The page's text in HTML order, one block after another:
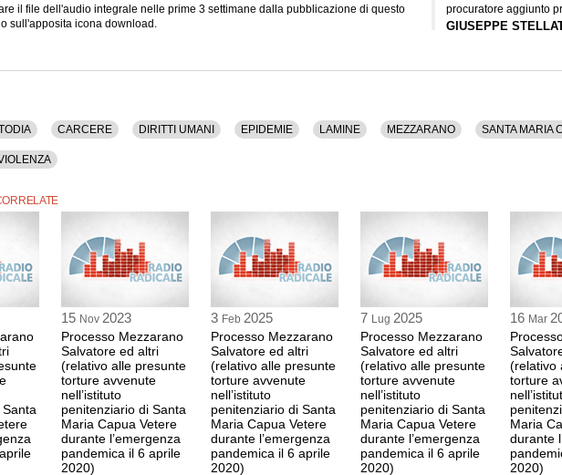
il file dell'audio integrale nelle prime 3 settimane dalla pubblicazione di questo
sull'apposita icona download.
procuratore aggiunto
GIUSEPPE
CARLO DE
avvocato dell'imputato
ALESSANDRO
pubblico ministero
DANIELA PANNONE
CARLO DE
avvocato dell'imputato
10:49 Durata: 11 min
Sospensione
11:01 Durata: 29 min
ROBERTO
CARCERE DIRITTI UMANI EPIDEMIE LAMINE MEZZARANO SANTA MARIA
15 Nov 2023
Processo Mezzarano
Salvatore ed altri
(relativo alle presunte
torture avvenute
nell’istituto
penitenziario di Santa
Maria Capua Vetere
durante l’emergenza
pandemica il 6 aprile
2020)
3 Feb 2025
Processo Mezzarano
Salvatore ed altri
(relativo alle presunte
torture avvenute
nell’istituto
penitenziario di Santa
Maria Capua Vetere
durante l’emergenza
pandemica il 6 aprile
2020)
7 Lug 2025
Processo Mezzarano
Salvatore ed altri
(relativo alle presunte
torture avvenute
nell’istituto
penitenziario di Santa
Maria Capua Vetere
durante l’emergenza
pandemica il 6 aprile
2020)
16 Mar
(relativo
torture
Maria
durante
2020)